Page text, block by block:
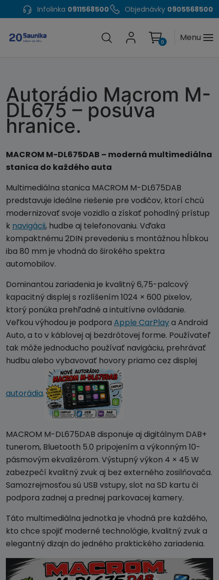
Infolinka 0911568500 Objednávky 0905568500
Menu
0
Autorádio Macrom M-
DL675 – posúva
hranice.
MACROM M-DL675DAB – moderná multimediálna
stanica do každého auta
Multimediálna stanica MACROM M-DL675DAB
predstavuje ideálne riešenie pre vodičov, ktorí chcú
modernizovať svoje vozidlo a získať pohodlný prístup
k navigácii, hudbe aj telefonovaniu. Vďaka
kompaktnému 2DIN prevedeniu s montážnou hĺbkou
iba 80 mm je vhodná do širokého spektra
automobilov.
Dominantou zariadenia je kvalitný 6,75-palcový
kapacitný displej s rozlíšením 1024 × 600 pixelov,
ktorý ponúka prehľadné a intuitívne ovládanie.
Veľkou výhodou je podpora Apple CarPlaya Android
Auto, a to v káblovej aj bezdrôtovej forme. Používateľ
tak môže jednoducho používať navigáciu, prehrávať
hudbu alebo vybavovať hovory priamo cez displej
autorádia.
MACROM M-DL675DAB disponuje aj digitálnym DAB+
tunerom, Bluetooth 5.0 pripojením a výkonným 10-
pásmovým ekvalizérom. Výstupný výkon 4 × 45 W
zabezpečí kvalitný zvuk aj bez externého zosilňovača.
Samozrejmosťou sú USB vstupy, slot na SD kartu či
podpora zadnej a prednej parkovacej kamery.
Táto multimediálna jednotka je vhodná pre každého,
kto chce spojiť moderné technológie, kvalitný zvuk a
elegantný dizajn do jedného praktického zariadenia.